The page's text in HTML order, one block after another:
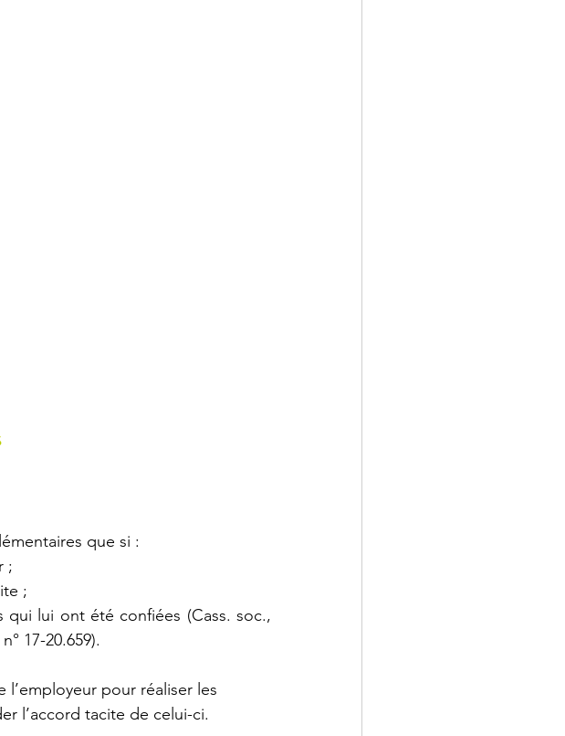
que si :
;
;
qui lui ont été confiées (Cass. soc.,
17-20.659).
l’employeur pour réaliser les
l’accord tacite de celui-ci.